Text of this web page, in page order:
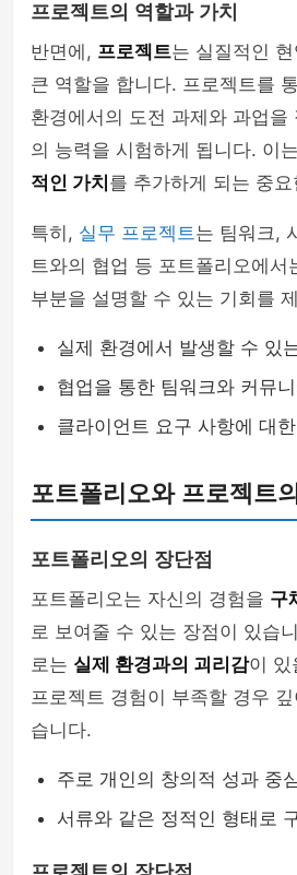
프로젝트의 역할과 가치
반면에, 프로젝트는 실질적인
큰 역할을 합니다. 프로젝트를
환경에서의 도전 과제와 과업을
의 능력을 시험하게 됩니다. 이
적인 가치 를 추가하게 되는 중
특히, 실무 프로젝트는 팀워크,
트와의 협업 등 포트폴리오에서
부분을 설명할 수 있는 기회를
실제 환경에서 발생할 수 있
협업을 통한 팀워크와 커뮤
클라이언트 요구 사항에 대
포트폴리오와 프로젝트
포트폴리오의 장단점
포트폴리오는 자신의 경험을 구
로 보여줄 수 있는 장점이 있습
로는 실제 환경과의 괴리감이 있
프로젝트 경험이 부족할 경우
습니다.
주로 개인의 창의적 성과 중
서류와 같은 정적인 형태로